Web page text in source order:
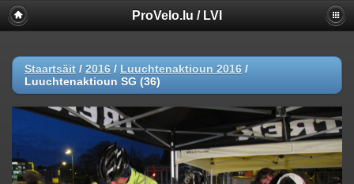
ProVelo.lu / LVI
Staartsäit / 2016 / Luuchtenaktioun 2016 /
Luuchtenaktioun SG (36)